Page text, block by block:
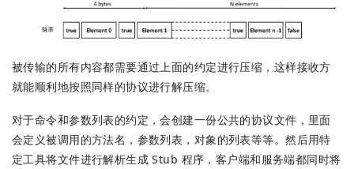
被传输的所有内容都需要通过上面的约定进行压缩，这样接收方
就能顺利地按照同样的协议进行解压缩。
对于命令和参数列表的约定，会创建一份公共的协议文件，里面
会定义被调用的方法名，参数列表，对象的列表等等。然后用特
定工具将文件进行解析生成 Stub 程序，客户端和服务端都同时将